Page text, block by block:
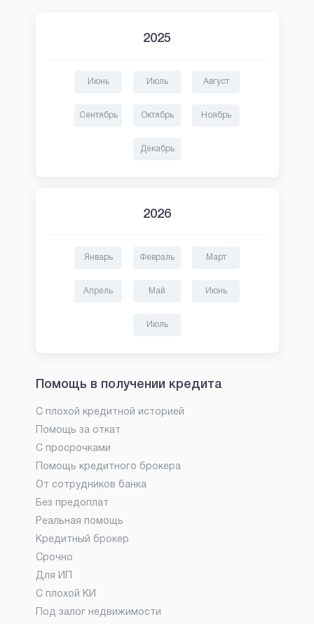
2025
Июнь Июль Август
Сентябрь Октябрь Ноябрь
Декабрь
2026
Январь Февраль Март
Апрель Май Июнь
Июль
Помощь в получении кредита
С плохой кредитной историей
Помощь за откат
С просрочками
Помощь кредитного брокера
От сотрудников банка
Без предоплат
Реальная помощь
Кредитный брокер
Срочно
Для ИП
С плохой КИ
Под залог недвижимости